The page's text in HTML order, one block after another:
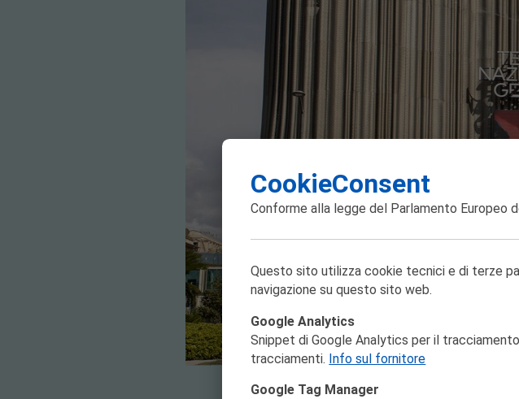
CookieConsent
Conforme alla legge del Parlamento Europeo
Questo sito utilizza cookie tecnici e di terze
navigazione su questo sito web.
Google Analytics
Snippet di Google Analytics per il
tracciamenti. Info sul fornitore
Google Tag Manager